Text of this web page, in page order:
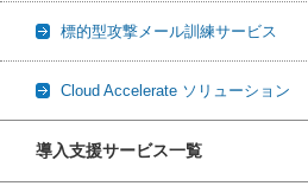
標的型攻撃メール訓練サービス
Cloud Accelerate ソリューション
導入支援サービス一覧